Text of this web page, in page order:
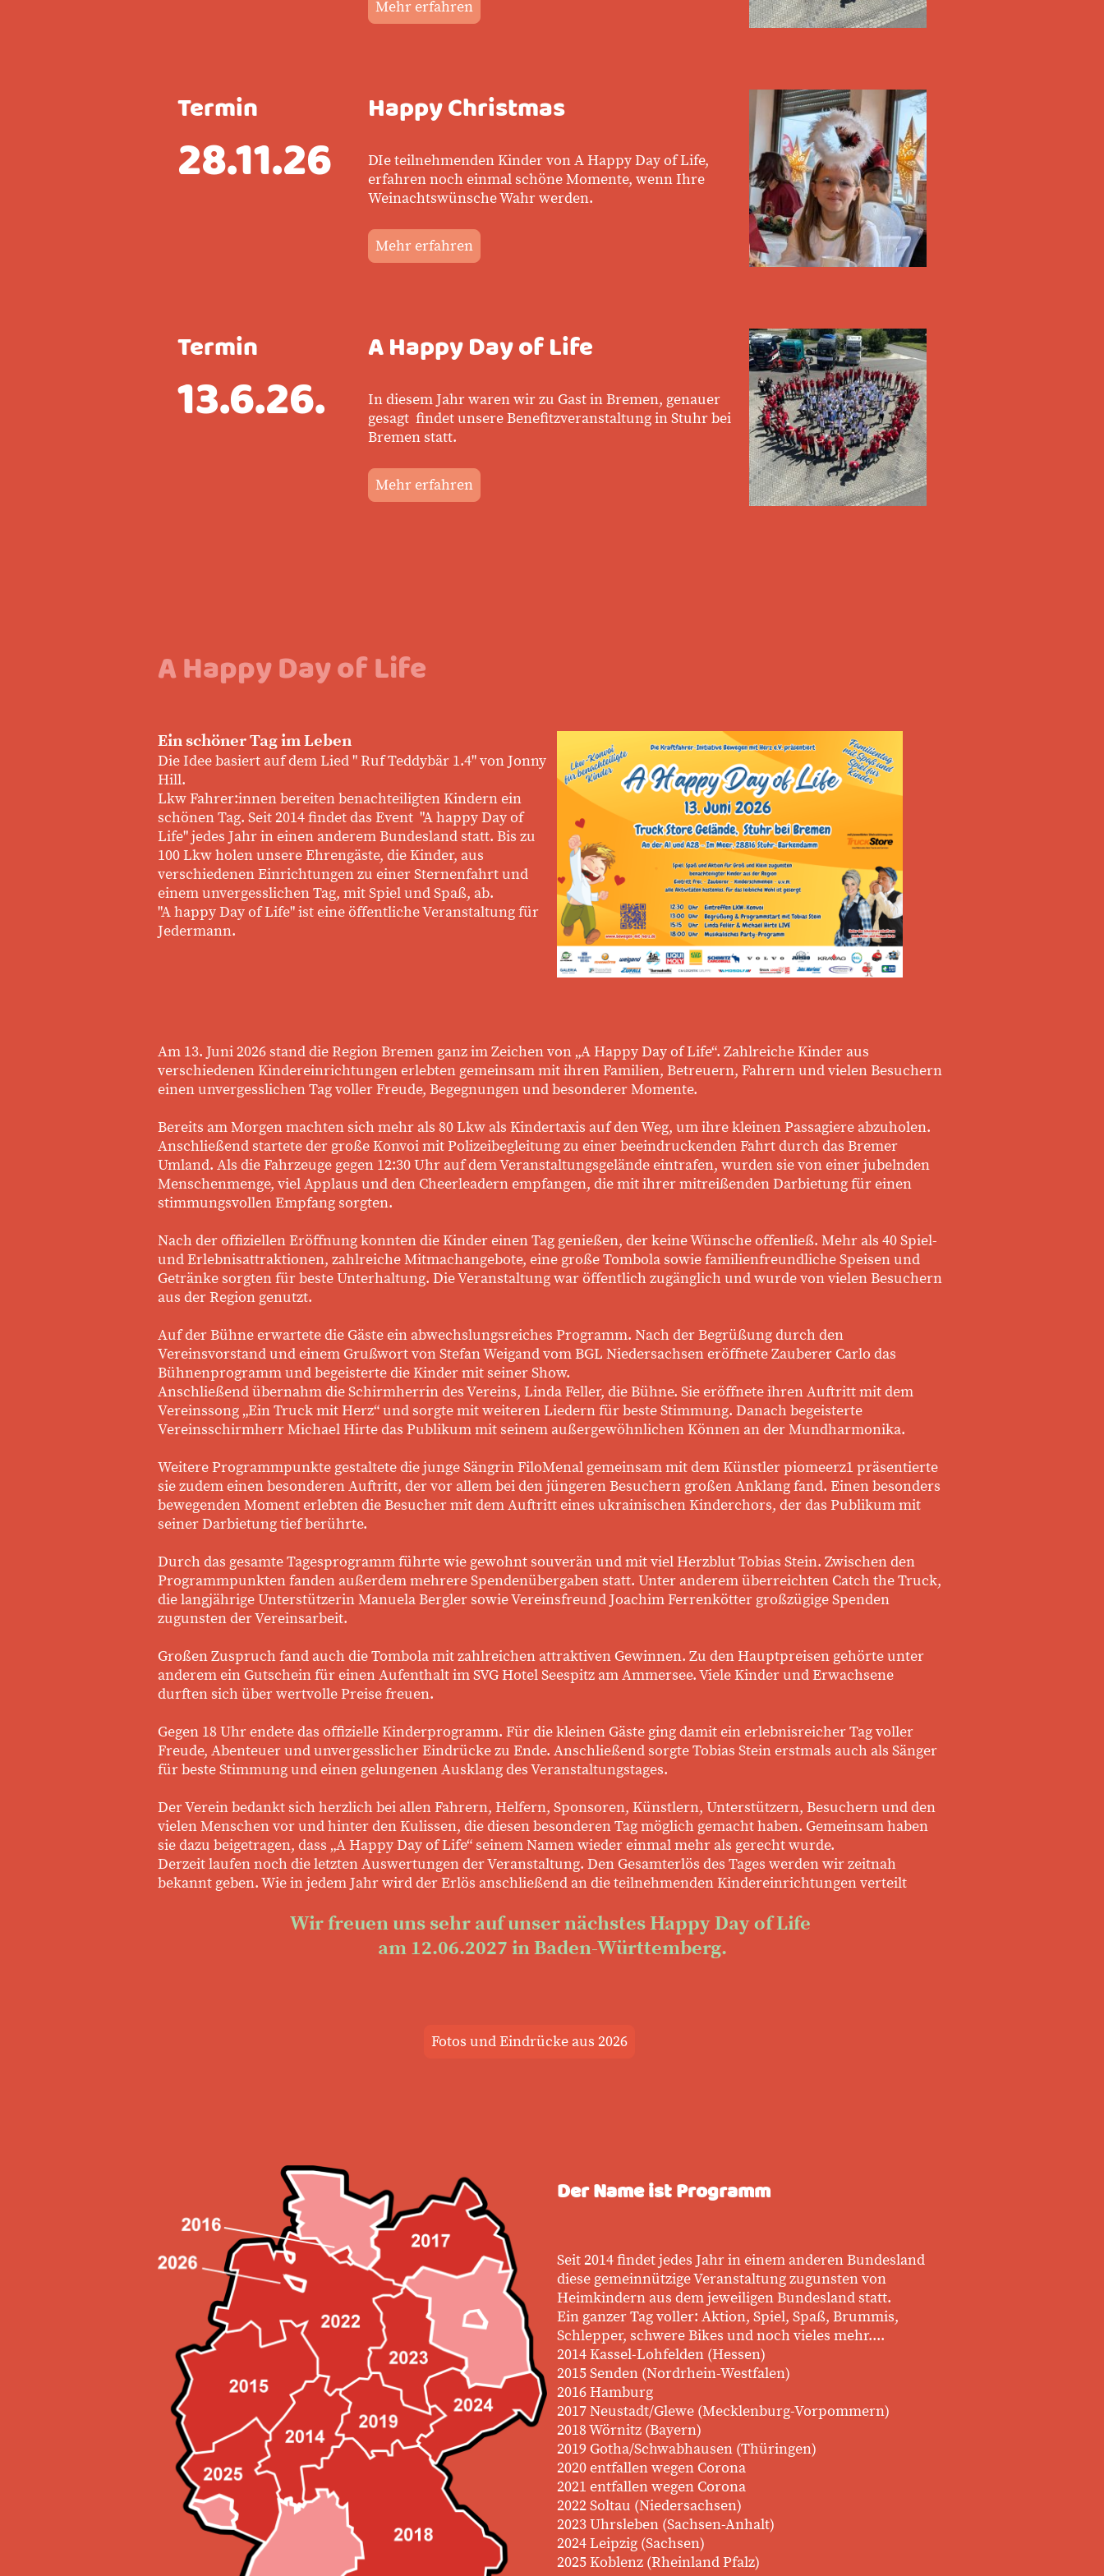
Mehr erfahren
Termin
28.11.26
Happy Christmas
DIe teilnehmenden Kinder von A Happy Day of Life,
erfahren noch einmal schöne Momente, wenn Ihre
Weinachtswünsche Wahr werden.
Mehr erfahren
Termin
13.6.26.
A Happy Day of Life
In diesem Jahr waren wir zu Gast in Bremen, genauer
gesagt findet unsere Benefitzveranstaltung in Stuhr bei
Bremen statt.
Mehr erfahren
A Happy Day of Life
Ein schöner Tag im Leben
Die Idee basiert auf dem Lied " Ruf Teddybär 1.4" von Jonny
Hill.
Lkw Fahrer:innen bereiten benachteiligten Kindern ein
schönen Tag. Seit 2014 findet das Event "A happy Day of
Life" jedes Jahr in einen anderem Bundesland statt. Bis zu
100 Lkw holen unsere Ehrengäste, die Kinder, aus
verschiedenen Einrichtungen zu einer Sternenfahrt und
einem unvergesslichen Tag, mit Spiel und Spaß, ab.
"A happy Day of Life" ist eine öffentliche Veranstaltung für
Jedermann.
Am 13. Juni 2026 stand die Region Bremen ganz im Zeichen von „A Happy Day of Life“. Zahlreiche Kinder aus
verschiedenen Kindereinrichtungen erlebten gemeinsam mit ihren Familien, Betreuern, Fahrern und vielen Besuchern
einen unvergesslichen Tag voller Freude, Begegnungen und besonderer Momente.
Bereits am Morgen machten sich mehr als 80 Lkw als Kindertaxis auf den Weg, um ihre kleinen Passagiere abzuholen.
Anschließend startete der große Konvoi mit Polizeibegleitung zu einer beeindruckenden Fahrt durch das Bremer
Umland. Als die Fahrzeuge gegen 12:30 Uhr auf dem Veranstaltungsgelände eintrafen, wurden sie von einer jubelnden
Menschenmenge, viel Applaus und den Cheerleadern empfangen, die mit ihrer mitreißenden Darbietung für einen
stimmungsvollen Empfang sorgten.
Nach der offiziellen Eröffnung konnten die Kinder einen Tag genießen, der keine Wünsche offenließ. Mehr als 40 Spiel-
und Erlebnisattraktionen, zahlreiche Mitmachangebote, eine große Tombola sowie familienfreundliche Speisen und
Getränke sorgten für beste Unterhaltung. Die Veranstaltung war öffentlich zugänglich und wurde von vielen Besuchern
aus der Region genutzt.
Auf der Bühne erwartete die Gäste ein abwechslungsreiches Programm. Nach der Begrüßung durch den
Vereinsvorstand und einem Grußwort von Stefan Weigand vom BGL Niedersachsen eröffnete Zauberer Carlo das
Bühnenprogramm und begeisterte die Kinder mit seiner Show.
Anschließend übernahm die Schirmherrin des Vereins, Linda Feller, die Bühne. Sie eröffnete ihren Auftritt mit dem
Vereinssong „Ein Truck mit Herz“ und sorgte mit weiteren Liedern für beste Stimmung. Danach begeisterte
Vereinsschirmherr Michael Hirte das Publikum mit seinem außergewöhnlichen Können an der Mundharmonika.
Weitere Programmpunkte gestaltete die junge Sängrin FiloMenal gemeinsam mit dem Künstler piomeerz1 präsentierte
sie zudem einen besonderen Auftritt, der vor allem bei den jüngeren Besuchern großen Anklang fand. Einen besonders
bewegenden Moment erlebten die Besucher mit dem Auftritt eines ukrainischen Kinderchors, der das Publikum mit
seiner Darbietung tief berührte.
Durch das gesamte Tagesprogramm führte wie gewohnt souverän und mit viel Herzblut Tobias Stein. Zwischen den
Programmpunkten fanden außerdem mehrere Spendenübergaben statt. Unter anderem überreichten Catch the Truck,
die langjährige Unterstützerin Manuela Bergler sowie Vereinsfreund Joachim Ferrenkötter großzügige Spenden
zugunsten der Vereinsarbeit.
Großen Zuspruch fand auch die Tombola mit zahlreichen attraktiven Gewinnen. Zu den Hauptpreisen gehörte unter
anderem ein Gutschein für einen Aufenthalt im SVG Hotel Seespitz am Ammersee. Viele Kinder und Erwachsene
durften sich über wertvolle Preise freuen.
Gegen 18 Uhr endete das offizielle Kinderprogramm. Für die kleinen Gäste ging damit ein erlebnisreicher Tag voller
Freude, Abenteuer und unvergesslicher Eindrücke zu Ende. Anschließend sorgte Tobias Stein erstmals auch als Sänger
für beste Stimmung und einen gelungenen Ausklang des Veranstaltungstages.
Der Verein bedankt sich herzlich bei allen Fahrern, Helfern, Sponsoren, Künstlern, Unterstützern, Besuchern und den
vielen Menschen vor und hinter den Kulissen, die diesen besonderen Tag möglich gemacht haben. Gemeinsam haben
sie dazu beigetragen, dass „A Happy Day of Life“ seinem Namen wieder einmal mehr als gerecht wurde.
Derzeit laufen noch die letzten Auswertungen der Veranstaltung. Den Gesamterlös des Tages werden wir zeitnah
bekannt geben. Wie in jedem Jahr wird der Erlös anschließend an die teilnehmenden Kindereinrichtungen verteilt
Wir freuen uns sehr auf unser nächstes Happy Day of Life
am 12.06.2027 in Baden-Württemberg.
Fotos und Eindrücke aus 2026
Der Name ist Programm
Seit 2014 findet jedes Jahr in einem anderen Bundesland
diese gemeinnützige Veranstaltung zugunsten von
Heimkindern aus dem jeweiligen Bundesland statt.
Ein ganzer Tag voller: Aktion, Spiel, Spaß, Brummis,
Schlepper, schwere Bikes und noch vieles mehr....
2014 Kassel-Lohfelden (Hessen)
2015 Senden (Nordrhein-Westfalen)
2016 Hamburg
2017 Neustadt/Glewe (Mecklenburg-Vorpommern)
2018 Wörnitz (Bayern)
2019 Gotha/Schwabhausen (Thüringen)
2020 entfallen wegen Corona
2021 entfallen wegen Corona
2022 Soltau (Niedersachsen)
2023 Uhrsleben (Sachsen-Anhalt)
2024 Leipzig (Sachsen)
2025 Koblenz (Rheinland Pfalz)